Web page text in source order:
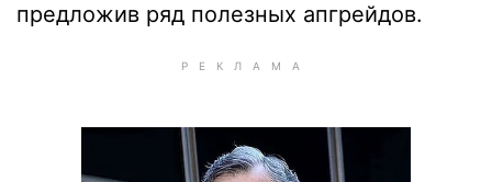
предложив ряд полезных апгрейдов.